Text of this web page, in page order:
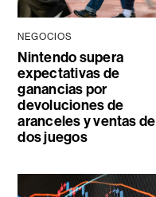
NEGOCIOS
Nintendo supera
expectativas de
ganancias por
devoluciones de
aranceles y ventas de
dos juegos